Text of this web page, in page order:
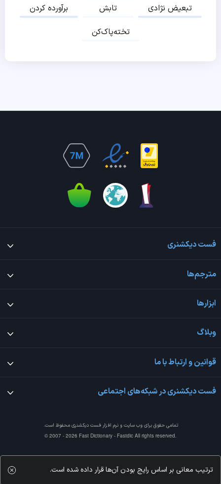
برآورده کردن
تابش
تبعیض نژادی
تخته‌پاک‌کن
فست دیکشنری
مترجم‌ها
ابزارها
وبلاگ
قوانین و ارتباط با ما
فست دیکشنری در شبکه‌های اجتماعی
تمامی حقوق برای وب سایت و نرم افزارفست دیکشنری محفوظ است.
© 2007 - 2026 Fast Dictionary - Fastdic All rights reserved.
ترتیب معانی بر اساس رایج بودن آن‌ها قرار داده شده است.